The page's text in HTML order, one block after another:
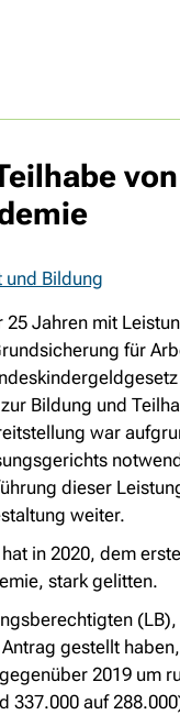
und Bildung
25 Jahren mit
für
Bildung und
war
dieser
weiter.
in 2020, dem
stark gelitten.
gestellt
2019 um
337.000 auf